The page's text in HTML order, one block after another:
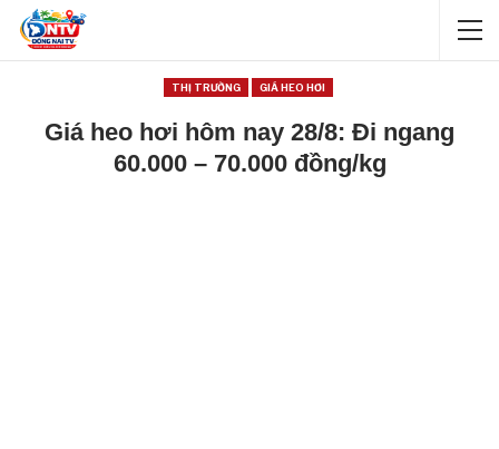
THỊ TRƯỜNG GIÁ HEO HƠI
Giá heo hơi hôm nay 28/8: Đi ngang
60.000 – 70.000 đồng/kg